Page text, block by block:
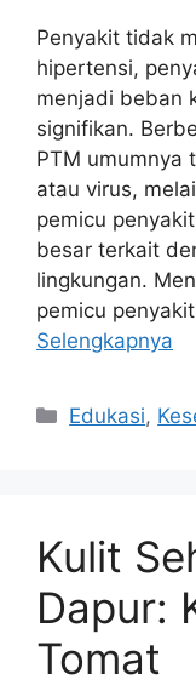
Penyakit tidak
hipertensi,
menjadi beban
signifikan.
PTM umumnya
atau virus,
pemicu
besar terkait
lingkungan.
pemicu
Selengkapnya
Kategori
Edukasi,
Kulit
Dapur:
Tomat